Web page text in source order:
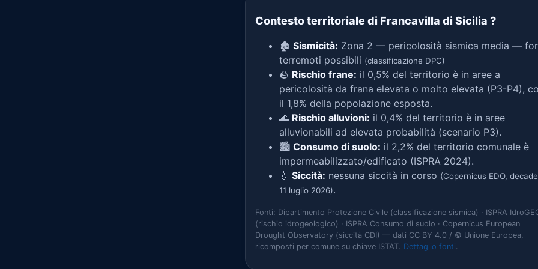
Contesto territoriale di Francavilla di Sicilia ?
🏚️ Sismicità: Zona 2 — pericolosità sismica media —
terremoti possibili (classificazione DPC)
🪨 Rischio frane: il 0,5% del territorio è in aree a
pericolosità da frana elevata o molto elevata (P3-P4),
il 1,8% della popolazione esposta.
🌊 Rischio alluvioni: il 0,4% del territorio è in aree
alluvionabili ad elevata probabilità (scenario P3).
🏙️ Consumo di suolo: il 2,2% del territorio comunale è
impermeabilizzato/edificato (ISPRA 2024).
💧 Siccità: nessuna siccità in corso (Copernicus EDO,
11 luglio 2026).
Fonti: Dipartimento Protezione Civile (classificazione sismica) · ISPRA
(rischio idrogeologico) · ISPRA Consumo di suolo · Copernicus European
Drought Observatory (siccità CDI) — dati CC BY 4.0 / © Unione Europea,
ricomposti per comune su chiave ISTAT. Dettaglio fonti.